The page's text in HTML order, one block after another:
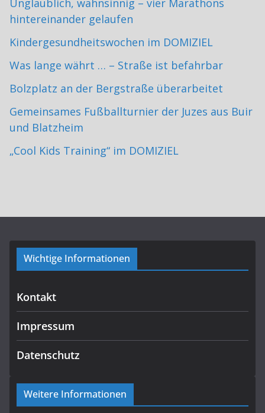
Unglaublich, wahnsinnig – vier Marathons
hintereinander gelaufen
Kindergesundheitswochen im DOMIZIEL
Was lange währt … – Straße ist befahrbar
Bolzplatz an der Bergstraße überarbeitet
Gemeinsames Fußballturnier der Juzes aus Buir
und Blatzheim
„Cool Kids Training“ im DOMIZIEL
Wichtige Informationen
Kontakt
Impressum
Datenschutz
Weitere Informationen